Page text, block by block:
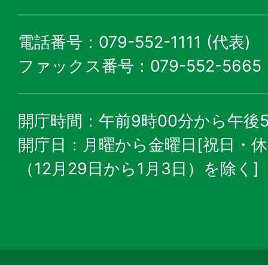
電話番号：079-552-1111 (代表)
ファックス番号：079-552-5665
開庁時間：午前9時00分から午後
開庁日：月曜から金曜日[祝日・
（12月29日から1月3日）を除く]